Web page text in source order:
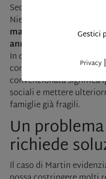
Secondo l’agente
Niederkofler, si
matrimoni su 10
anno si contano circa
In questo contesto,
convenzionati a chi ha
convenzionata significa
sociali e mettere
famiglie già fragili.
Un
richiede
Il caso di Martin
Gestici
Privacy |